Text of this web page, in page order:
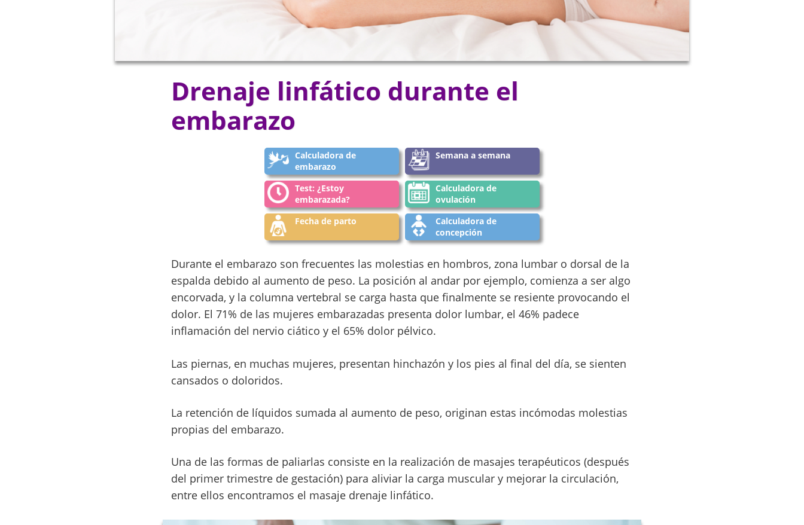
Drenaje linfático durante el
embarazo
Calculadora de
embarazo
Semana a semana
Test: ¿Estoy
embarazada?
Calculadora de
ovulación
Fecha de parto
Calculadora de
concepción
Durante el embarazo son frecuentes las molestias en hombros, zona lumbar o dorsal de la
espalda debido al aumento de peso. La posición al andar por ejemplo, comienza a ser algo
encorvada, y la columna vertebral se carga hasta que finalmente se resiente provocando el
dolor. El 71% de las mujeres embarazadas presenta dolor lumbar, el 46% padece
inflamación del nervio ciático y el 65% dolor pélvico.
Las piernas, en muchas mujeres, presentan hinchazón y los pies al final del día, se sienten
cansados o doloridos.
La retención de líquidos sumada al aumento de peso, originan estas incómodas molestias
propias del embarazo.
Una de las formas de paliarlas consiste en la realización de masajes terapéuticos (después
del primer trimestre de gestación) para aliviar la carga muscular y mejorar la circulación,
entre ellos encontramos el masaje drenaje linfático.